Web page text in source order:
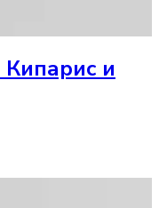
Кипарис и